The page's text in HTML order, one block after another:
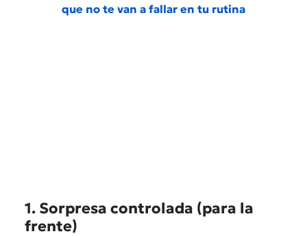
que no te van a fallar en tu rutina
1. Sorpresa controlada (para la
frente)